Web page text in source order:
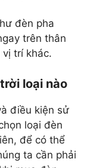
đèn pha
trên thân
trí khác.
loại nào
điều kiện sử
loại đèn
để có thể
ta cần phải